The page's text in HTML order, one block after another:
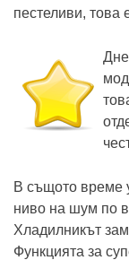
пестеливи, това
В същото време
ниво на шум по
Хладилникът
Функцията за